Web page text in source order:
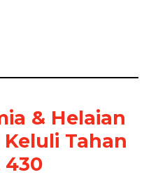
& Helaian
Tahan
430